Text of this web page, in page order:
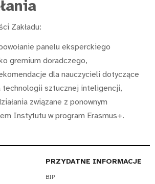
Zakładu:
panelu eksperckiego
gremium doradczego,
dla nauczycieli dotyczące
technologii sztucznej inteligencji,
związane z ponownym
Instytutu w program Erasmus+.
PRZYDATNE INFORMACJE
BIP